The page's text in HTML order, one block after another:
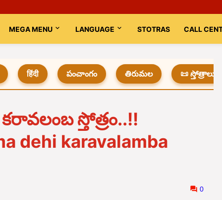
MEGA MENU LANGUAGE STOTRAS CALL
हिंदी పంచాంగం తిరుమల 📜 స్తోత్రాలు
స్తోత్రం..!!
dehi karavalamba
0